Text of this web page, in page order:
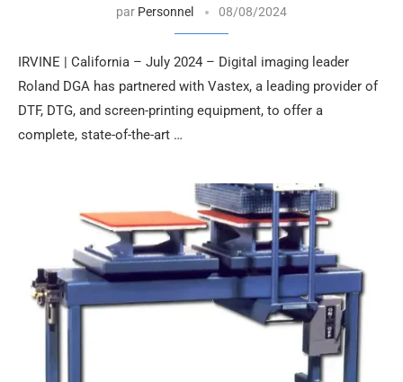
par Personnel 08/08/2024
IRVINE | California – July 2024 – Digital imaging leader
Roland DGA has partnered with Vastex, a leading provider of
DTF, DTG, and screen-printing equipment, to offer a
complete, state-of-the-art …